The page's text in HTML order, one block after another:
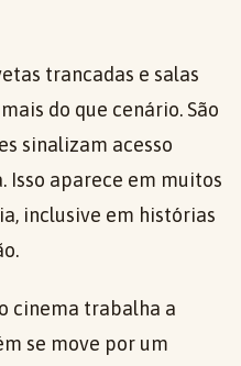
trancadas e salas
do que cenário. São
sinalizam acesso
Isso aparece em muitos
inclusive em histórias
cinema trabalha a
se move por um